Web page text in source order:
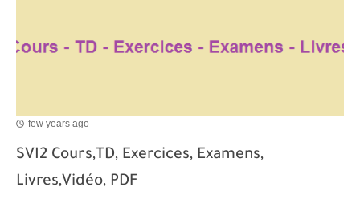
few years ago
SVI2 Cours,TD, Exercices, Examens,
Livres,Vidéo, PDF